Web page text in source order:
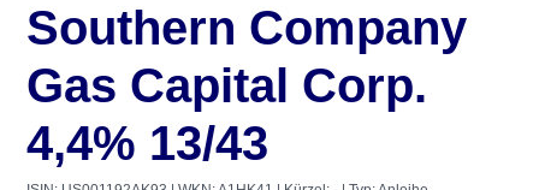
Southern Company
Gas Capital Corp.
4,4% 13/43